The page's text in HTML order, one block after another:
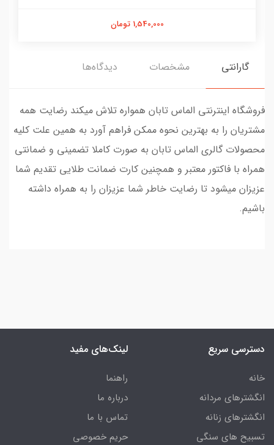
1,540,000 تومان
گارانتی مشخصات دیدگاه‌ها
فروشگاه اینترنتی الماس تابان همواره تلاش میکند رضایت همه
مشتریان را به بهترین نحوه ممکن فراهم آورد به همین علت کلیه
محصولات گالری الماس تابان به صورت کاملا تضمینی و ضمانتی
همراه با فاکتور معتبر و همچنین کارت ضمانت طلایی تقدیم شما
عزیزان میشود تا رضایت خاطر شما عزیزان را به همراه داشته
باشیم.
دسترسی سریع
خانه
انگشترهای مردانه
انگشترهای زنانه
تسبیح های سنگی
لینک‌های مفید
راهنما
درباره ما
تماس با ما
حریم خصوصی